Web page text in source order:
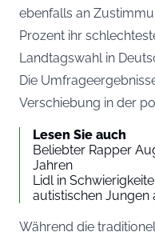
ebenfalls an
Prozent ihr
Landtagswahl in
Die
Verschiebung in der
Lesen Sie auch
Beliebter Rapper
Jahren
Lidl in
autistischen
Während die